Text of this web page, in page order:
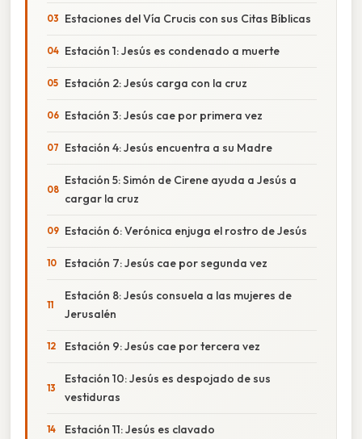
Estaciones del Vía Crucis con sus Citas Bíblicas
Estación 1: Jesús es condenado a muerte
Estación 2: Jesús carga con la cruz
Estación 3: Jesús cae por primera vez
Estación 4: Jesús encuentra a su Madre
Estación 5: Simón de Cirene ayuda a Jesús a
cargar la cruz
Estación 6: Verónica enjuga el rostro de Jesús
Estación 7: Jesús cae por segunda vez
Estación 8: Jesús consuela a las mujeres de
Jerusalén
Estación 9: Jesús cae por tercera vez
Estación 10: Jesús es despojado de sus
vestiduras
Estación 11: Jesús es clavado